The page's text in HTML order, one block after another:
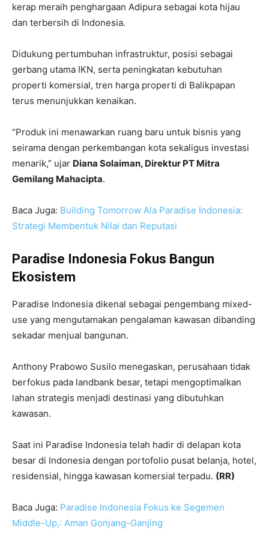
kerap meraih penghargaan Adipura sebagai kota hijau
dan terbersih di Indonesia.
Didukung pertumbuhan infrastruktur, posisi sebagai
gerbang utama IKN, serta peningkatan kebutuhan
properti komersial, tren harga properti di Balikpapan
terus menunjukkan kenaikan.
“Produk ini menawarkan ruang baru untuk bisnis yang
seirama dengan perkembangan kota sekaligus investasi
menarik,” ujar Diana Solaiman, Direktur PT Mitra
Gemilang Mahacipta.
Baca Juga: Building Tomorrow Ala Paradise Indonesia:
Strategi Membentuk Nilai dan Reputasi
Paradise Indonesia Fokus Bangun
Ekosistem
Paradise Indonesia dikenal sebagai pengembang mixed-
use yang mengutamakan pengalaman kawasan dibanding
sekadar menjual bangunan.
Anthony Prabowo Susilo menegaskan, perusahaan tidak
berfokus pada landbank besar, tetapi mengoptimalkan
lahan strategis menjadi destinasi yang dibutuhkan
kawasan.
Saat ini Paradise Indonesia telah hadir di delapan kota
besar di Indonesia dengan portofolio pusat belanja, hotel,
residensial, hingga kawasan komersial terpadu. (RR)
Baca Juga: Paradise Indonesia Fokus ke Segemen
Middle-Up,: Aman Gonjang-Ganjing